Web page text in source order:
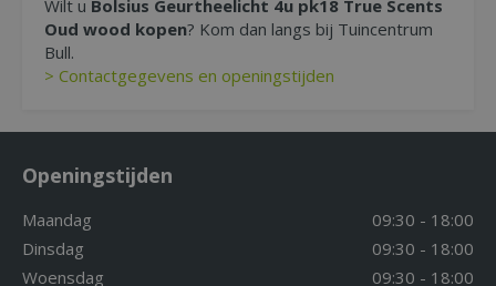
Wilt u Bolsius Geurtheelicht 4u pk18 True Scents
Oud wood kopen? Kom dan langs bij Tuincentrum
Bull.
> Contactgegevens en openingstijden
Openingstijden
Maandag
09:30 - 18:00
Dinsdag
09:30 - 18:00
Woensdag
09:30 - 18:00